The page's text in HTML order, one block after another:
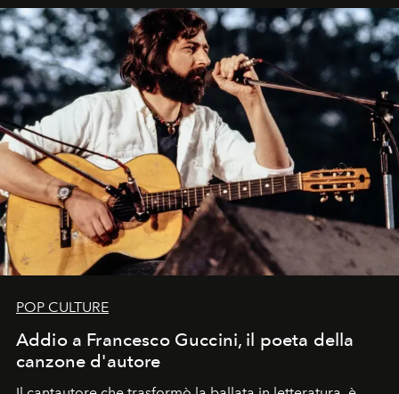
uno dei documenti più contemporanei che abbiamo.
POP CULTURE
Addio a Francesco Guccini, il poeta della
canzone d'autore